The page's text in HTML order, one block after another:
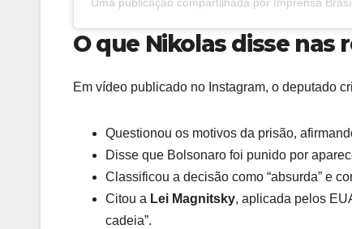
O que Nikolas disse nas
Em vídeo publicado no Instagram, o deputado
Questionou os motivos da prisão,
Disse que Bolsonaro foi punido por
Classificou a decisão como “absurda” e
Citou a Lei Magnitsky, aplicada pelos
cadeia”.